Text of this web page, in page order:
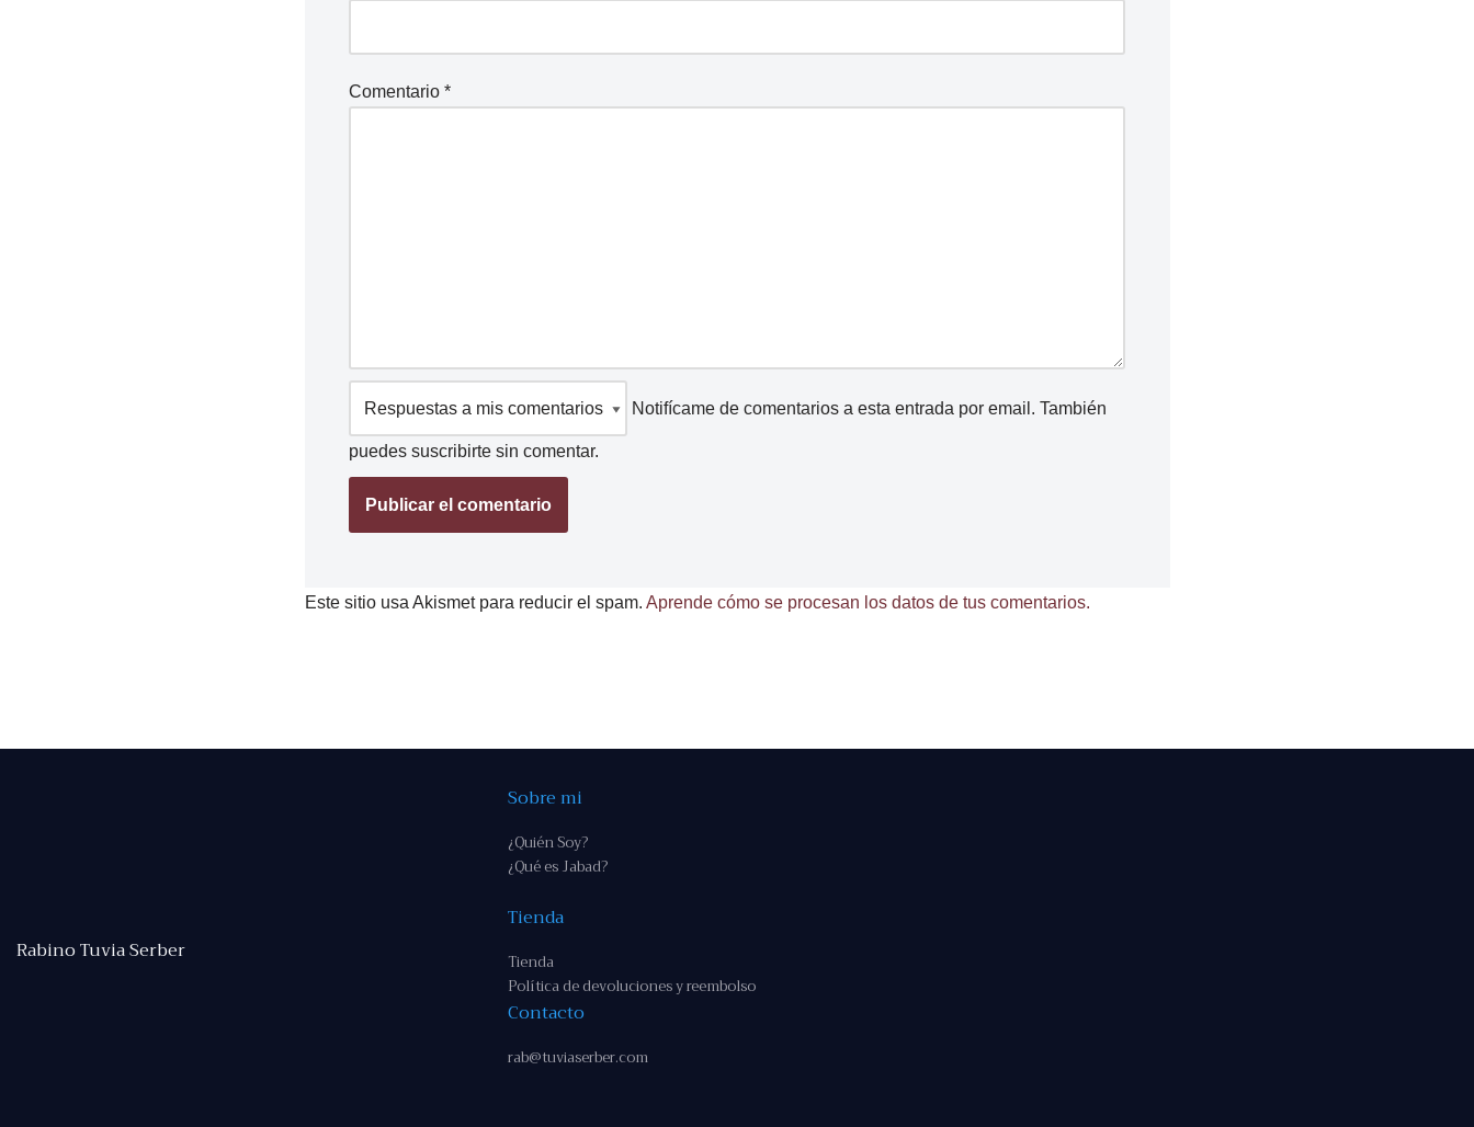
Comentario *
Notifícame de comentarios a esta entrada por email. También
puedes suscribirtesin comentar.
Este sitio usa Akismet para reducir el spam. Aprende cómo se procesan los datos de tus comentarios.
Rabino Tuvia Serber
Sobre mi
¿Quién Soy?
¿Qué es Jabad?
Tienda
Tienda
Política de devoluciones y reembolso
Contacto
rab@tuviaserber.com